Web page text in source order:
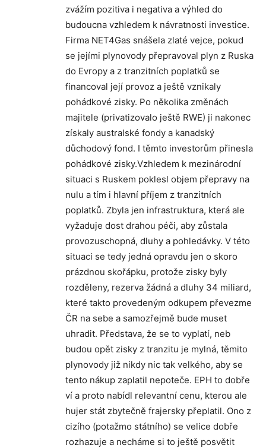
zvážím pozitiva i negativa a výhled do
budoucna vzhledem k návratnosti investice.
Firma NET4Gas snášela zlaté vejce, pokud
se jejími plynovody přepravoval plyn z Ruska
do Evropy a z tranzitních poplatků se
financoval její provoz a ještě vznikaly
pohádkové zisky. Po několika změnách
majitele (privatizovalo ještě RWE) ji nakonec
získaly australské fondy a kanadský
důchodový fond. I těmto investorům přinesla
pohádkové zisky.Vzhledem k mezinárodní
situaci s Ruskem poklesl objem přepravy na
nulu a tím i hlavní příjem z tranzitních
poplatků. Zbyla jen infrastruktura, která ale
vyžaduje dost drahou péči, aby zůstala
provozuschopná, dluhy a pohledávky. V této
situaci se tedy jedná opravdu jen o skoro
prázdnou skořápku, protože zisky byly
rozděleny, rezerva žádná a dluhy 34 miliard,
které takto provedeným odkupem převezme
ČR na sebe a samozřejmě bude muset
uhradit. Představa, že se to vyplatí, neb
budou opět zisky z tranzitu je mylná, těmito
plynovody již nikdy nic tak velkého, aby se
tento nákup zaplatil nepoteče. EPH to dobře
ví a proto nabídl relevantní cenu, kterou ale
hujer stát zbytečně frajersky přeplatil. Ono z
cizího (potažmo státního) se velice dobře
rozhazuje a necháme si to ještě posvětit